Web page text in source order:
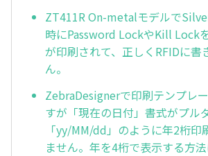
ZT411R On-metalモデルで
時にPassword LockやKill Lock
が印刷されて、正しくRFIDに書
ん。
ZebraDesignerで印刷テンプレ
すが「現在の日付」書式がプル
「yy/MM/dd」のように年2桁印
ません。年を4桁で表示する方